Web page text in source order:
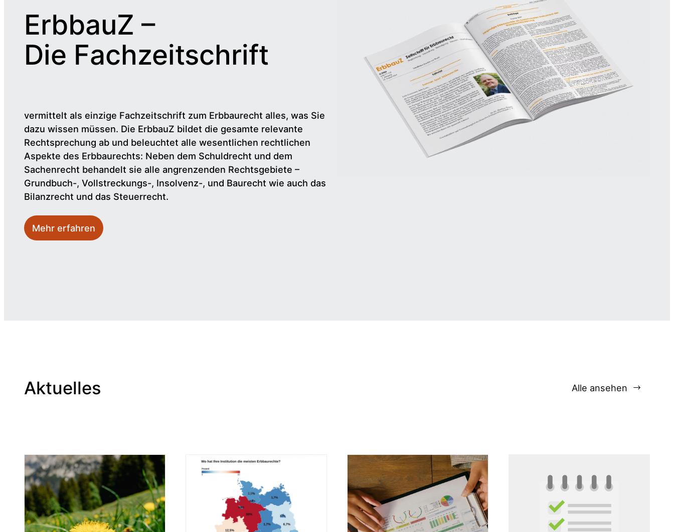
ErbbauZ –
Die Fachzeitschrift
vermittelt als einzige Fachzeitschrift zum Erbbaurecht alles, was Sie
dazu wissen müssen. Die ErbbauZ bildet die gesamte relevante
Rechtsprechung ab und beleuchtet alle wesentlichen rechtlichen
Aspekte des Erbbaurechts: Neben dem Schuldrecht und dem
Sachenrecht behandelt sie alle angrenzenden Rechtsgebiete –
Grundbuch-, Vollstreckungs-, Insolvenz-, und Baurecht wie auch das
Bilanzrecht und das Steuerrecht.
Mehr erfahren
Aktuelles Alle ansehen